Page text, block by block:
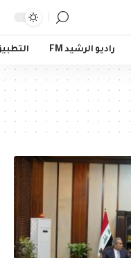
راديو الرشيد FM